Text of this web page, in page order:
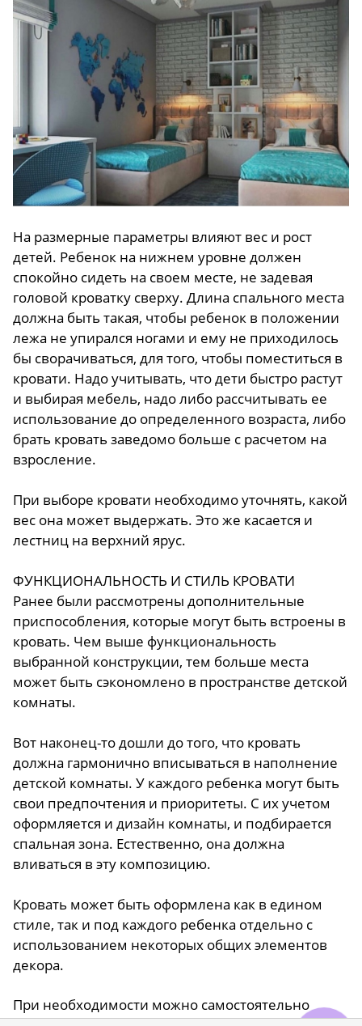
На размерные параметры влияют вес и рост
детей. Ребенок на нижнем уровне должен
спокойно сидеть на своем месте, не задевая
головой кроватку сверху. Длина спального места
должна быть такая, чтобы ребенок в положении
лежа не упирался ногами и ему не приходилось
бы сворачиваться, для того, чтобы поместиться в
кровати. Надо учитывать, что дети быстро растут
и выбирая мебель, надо либо рассчитывать ее
использование до определенного возраста, либо
брать кровать заведомо больше с расчетом на
взросление.
При выборе кровати необходимо уточнять, какой
вес она может выдержать. Это же касается и
лестниц на верхний ярус.
ФУНКЦИОНАЛЬНОСТЬ И СТИЛЬ КРОВАТИ
Ранее были рассмотрены дополнительные
приспособления, которые могут быть встроены в
кровать. Чем выше функциональность
выбранной конструкции, тем больше места
может быть сэкономлено в пространстве детской
комнаты.
Вот наконец-то дошли до того, что кровать
должна гармонично вписываться в наполнение
детской комнаты. У каждого ребенка могут быть
свои предпочтения и приоритеты. С их учетом
оформляется и дизайн комнаты, и подбирается
спальная зона. Естественно, она должна
вливаться в эту композицию.
Кровать может быть оформлена как в едином
стиле, так и под каждого ребенка отдельно с
использованием некоторых общих элементов
декора.
При необходимости можно самостоятельно